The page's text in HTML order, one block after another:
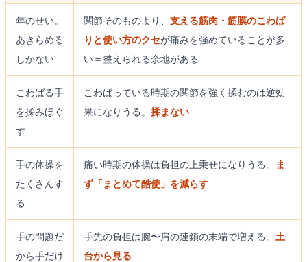
年のせい。
あきらめる
しかない
関節そのものより、 支える筋肉・筋膜のこわば
りと使い方のクセが痛みを強めていることが多
い＝整えられる余地がある
こわばる手
を揉みほぐ
す
こわばっている時期の関節を強く揉むのは逆効
果になりうる。 揉まない
手の体操を
たくさんす
る
痛い時期の体操は負担の上乗せになりうる。
ま
ず「まとめて酷使」を減らす
手の問題だ
から手だけ
手先の負担は腕〜肩の連鎖の末端で増える。 土
台から見る